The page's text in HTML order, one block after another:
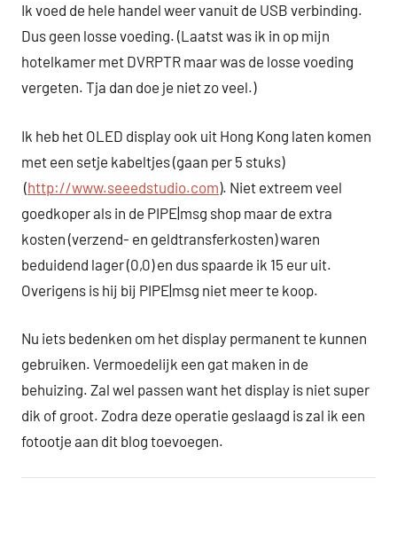
Ik voed de hele handel weer vanuit de USB verbinding.
Dus geen losse voeding. (Laatst was ik in op mijn
hotelkamer met DVRPTR maar was de losse voeding
vergeten. Tja dan doe je niet zo veel.)
Ik heb het OLED display ook uit Hong Kong laten komen
met een setje kabeltjes (gaan per 5 stuks)
(http://www.seeedstudio.com). Niet extreem veel
goedkoper als in de PIPE|msg shop maar de extra
kosten (verzend- en geldtransferkosten) waren
beduidend lager (0,0) en dus spaarde ik 15 eur uit.
Overigens is hij bij PIPE|msg niet meer te koop.
Nu iets bedenken om het display permanent te kunnen
gebruiken. Vermoedelijk een gat maken in de
behuizing. Zal wel passen want het display is niet super
dik of groot. Zodra deze operatie geslaagd is zal ik een
fotootje aan dit blog toevoegen.